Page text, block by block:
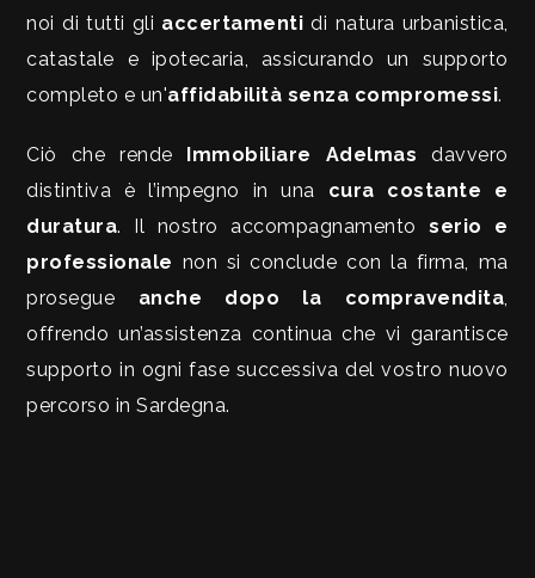
noi di tutti gli accertamenti di natura urbanistica,
catastale e ipotecaria, assicurando un supporto
completo e un'affidabilità senza compromessi.
Ciò che rende Immobiliare Adelmas davvero
distintiva è l’impegno in una cura costante e
duratura. Il nostro accompagnamentoserio e
professionale non si conclude con la firma, ma
prosegue anche dopo la compravendita,
offrendo un’assistenza continua che vi garantisce
supporto in ogni fase successiva del vostro nuovo
percorso in Sardegna.
Locali
minimi
Qualsiasi
1
2
3